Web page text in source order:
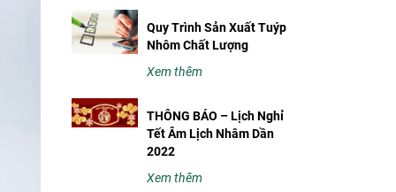
Quy Trình Sản Xuất Tuýp
Nhôm Chất Lượng
Xem thêm
THÔNG BÁO – Lịch Nghỉ
Tết Âm Lịch Nhâm Dần
2022
Xem thêm